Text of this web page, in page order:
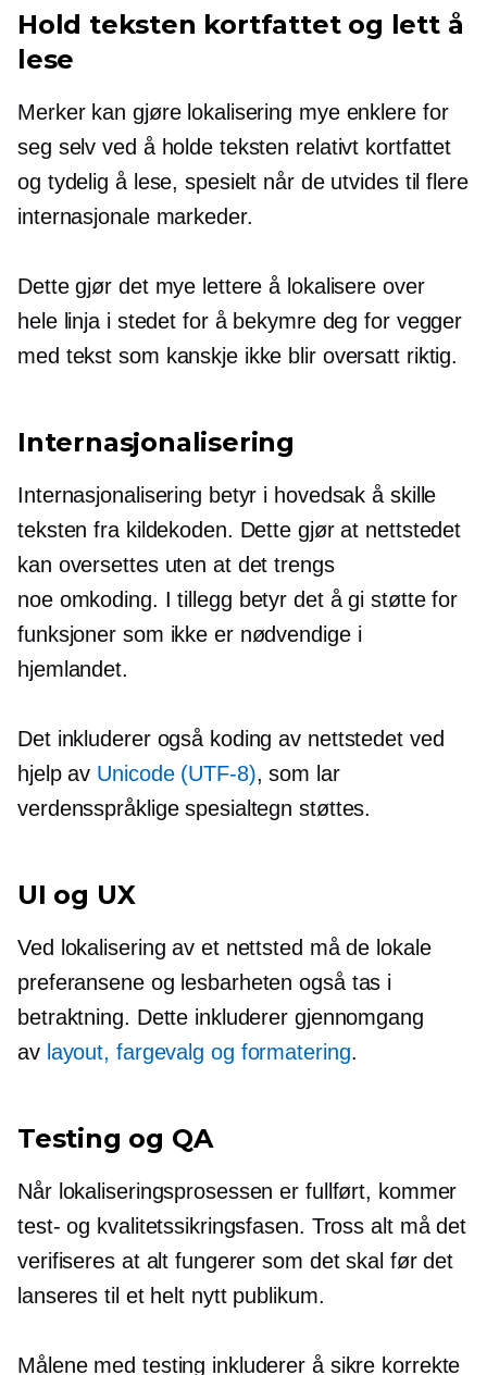
Hold teksten kortfattet og lett å
lese
Merker kan gjøre lokalisering mye enklere for
seg selv ved å holde teksten relativt kortfattet
og tydelig å lese, spesielt når de utvides til flere
internasjonale markeder.
Dette gjør det mye lettere å lokalisere over
hele linja i stedet for å bekymre deg for vegger
med tekst som kanskje ikke blir oversatt riktig.
Internasjonalisering
Internasjonalisering betyr i hovedsak å skille
teksten fra kildekoden. Dette gjør at nettstedet
kan oversettes uten at det trengs
noe omkoding. I tillegg betyr det å gi støtte for
funksjoner som ikke er nødvendige i
hjemlandet.
Det inkluderer også koding av nettstedet ved
hjelp av Unicode (UTF-8), som lar
verdensspråklige spesialtegn støttes.
UI og UX
Ved lokalisering av et nettsted må de lokale
preferansene og lesbarheten også tas i
betraktning. Dette inkluderer gjennomgang
av layout, fargevalg og formatering.
Testing og QA
Når lokaliseringsprosessen er fullført, kommer
test- og kvalitetssikringsfasen. Tross alt må det
verifiseres at alt fungerer som det skal før det
lanseres til et helt nytt publikum.
Målene med testing inkluderer å sikre korrekte